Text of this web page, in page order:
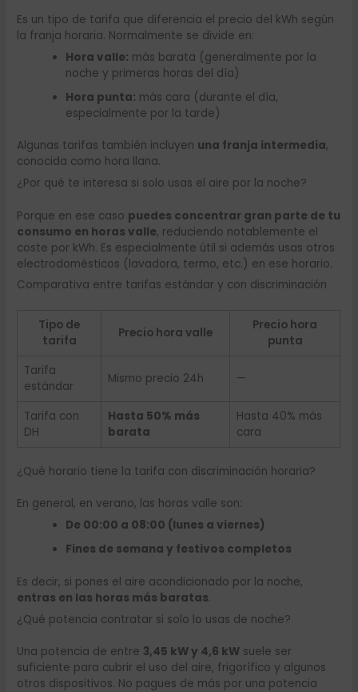
Es un tipo de tarifa que diferencia el precio del kWh según
la franja horaria. Normalmente se divide en:
Hora valle: más barata (generalmente por la
noche y primeras horas del día)
Hora punta: más cara (durante el día,
especialmente por la tarde)
Algunas tarifas también incluyen una franja intermedia,
conocida como hora llana.
¿Por qué te interesa si solo usas el aire por la noche?
Porque en ese caso puedes concentrar gran parte de tu
consumo en horas valle, reduciendo notablemente el
coste por kWh. Es especialmente útil si además usas otros
electrodomésticos (lavadora, termo, etc.) en ese horario.
Comparativa entre tarifas estándar y con discriminación
Tipo de
tarifa
Precio hora valle
Precio hora
punta
Tarifa
estándar
Mismo precio 24h —
Tarifa con
DH
Hasta 50% más
barata
Hasta 40% más
cara
¿Qué horario tiene la tarifa con discriminación horaria?
En general, en verano, las horas valle son:
De 00:00 a 08:00 (lunes a viernes)
Fines de semana y festivos completos
Es decir, si pones el aire acondicionado por la noche,
entras en las horas más baratas.
¿Qué potencia contratar si solo lo usas de noche?
Una potencia de entre 3,45 kW y 4,6 kW suele ser
suficiente para cubrir el uso del aire, frigorífico y algunos
otros dispositivos. No pagues de más por una potencia